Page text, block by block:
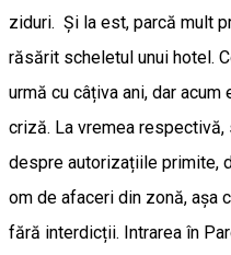
ziduri. Și la est, parcă mult
răsărit scheletul unui hotel.
urmă cu câțiva ani, dar
criză. La vremea
despre autorizațiile primite,
om de afaceri din zonă, așa
fără interdicții. Intrarea în